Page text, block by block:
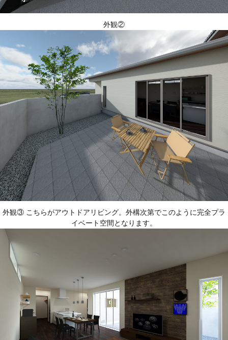
外観②
外観③ こちらがアウトドアリビング。外構次第でこのように完全プラ
イベート空間となります。